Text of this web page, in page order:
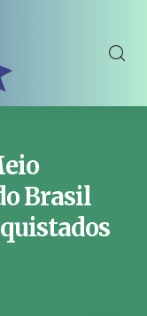
Brasil